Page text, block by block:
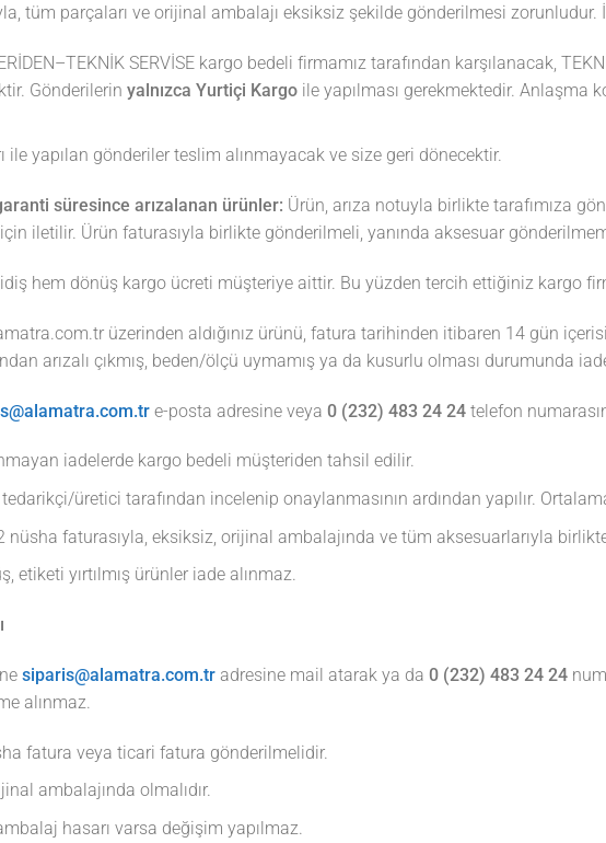
tüm parçaları ve orijinal ambalajı eksiksiz şekilde gönderilmesi
SERVİSE kargo bedeli firmamız tarafından karşılanacak,
Gönderilerin yalnızca Yurtiçi Kargoile yapılması gerekmektedir. Anlaşma
ile yapılan gönderiler teslim alınmayacak ve size geri dönecektir.
süresince arızalanan ürünler: Ürün, arıza notuyla birlikte tarafımıza
iletilir. Ürün faturasıyla birlikte gönderilmeli, yanında aksesuar
hem dönüş kargo ücreti müşteriye aittir. Bu yüzden tercih ettiğiniz kargo
üzerinden aldığınız ürünü, fatura tarihinden itibaren 14 gün
arızalı çıkmış, beden/ölçü uymamış ya da kusurlu olması durumunda
e-posta adresine veya 0 (232) 483 24 24 telefon
iadelerde kargo bedeli müşteriden tahsil edilir.
üretici tarafından incelenip onaylanmasının ardından yapılır.
nüsha faturasıyla, eksiksiz, orijinal ambalajında ve tüm aksesuarlarıyla
etiketi yırtılmış ürünler iade alınmaz.
siparis@alamatra.com.tr adresine mail atarak ya da 0 (232) 483 24 24
alınmaz.
fatura veya ticari fatura gönderilmelidir.
ambalajında olmalıdır.
hasarı varsa değişim yapılmaz.